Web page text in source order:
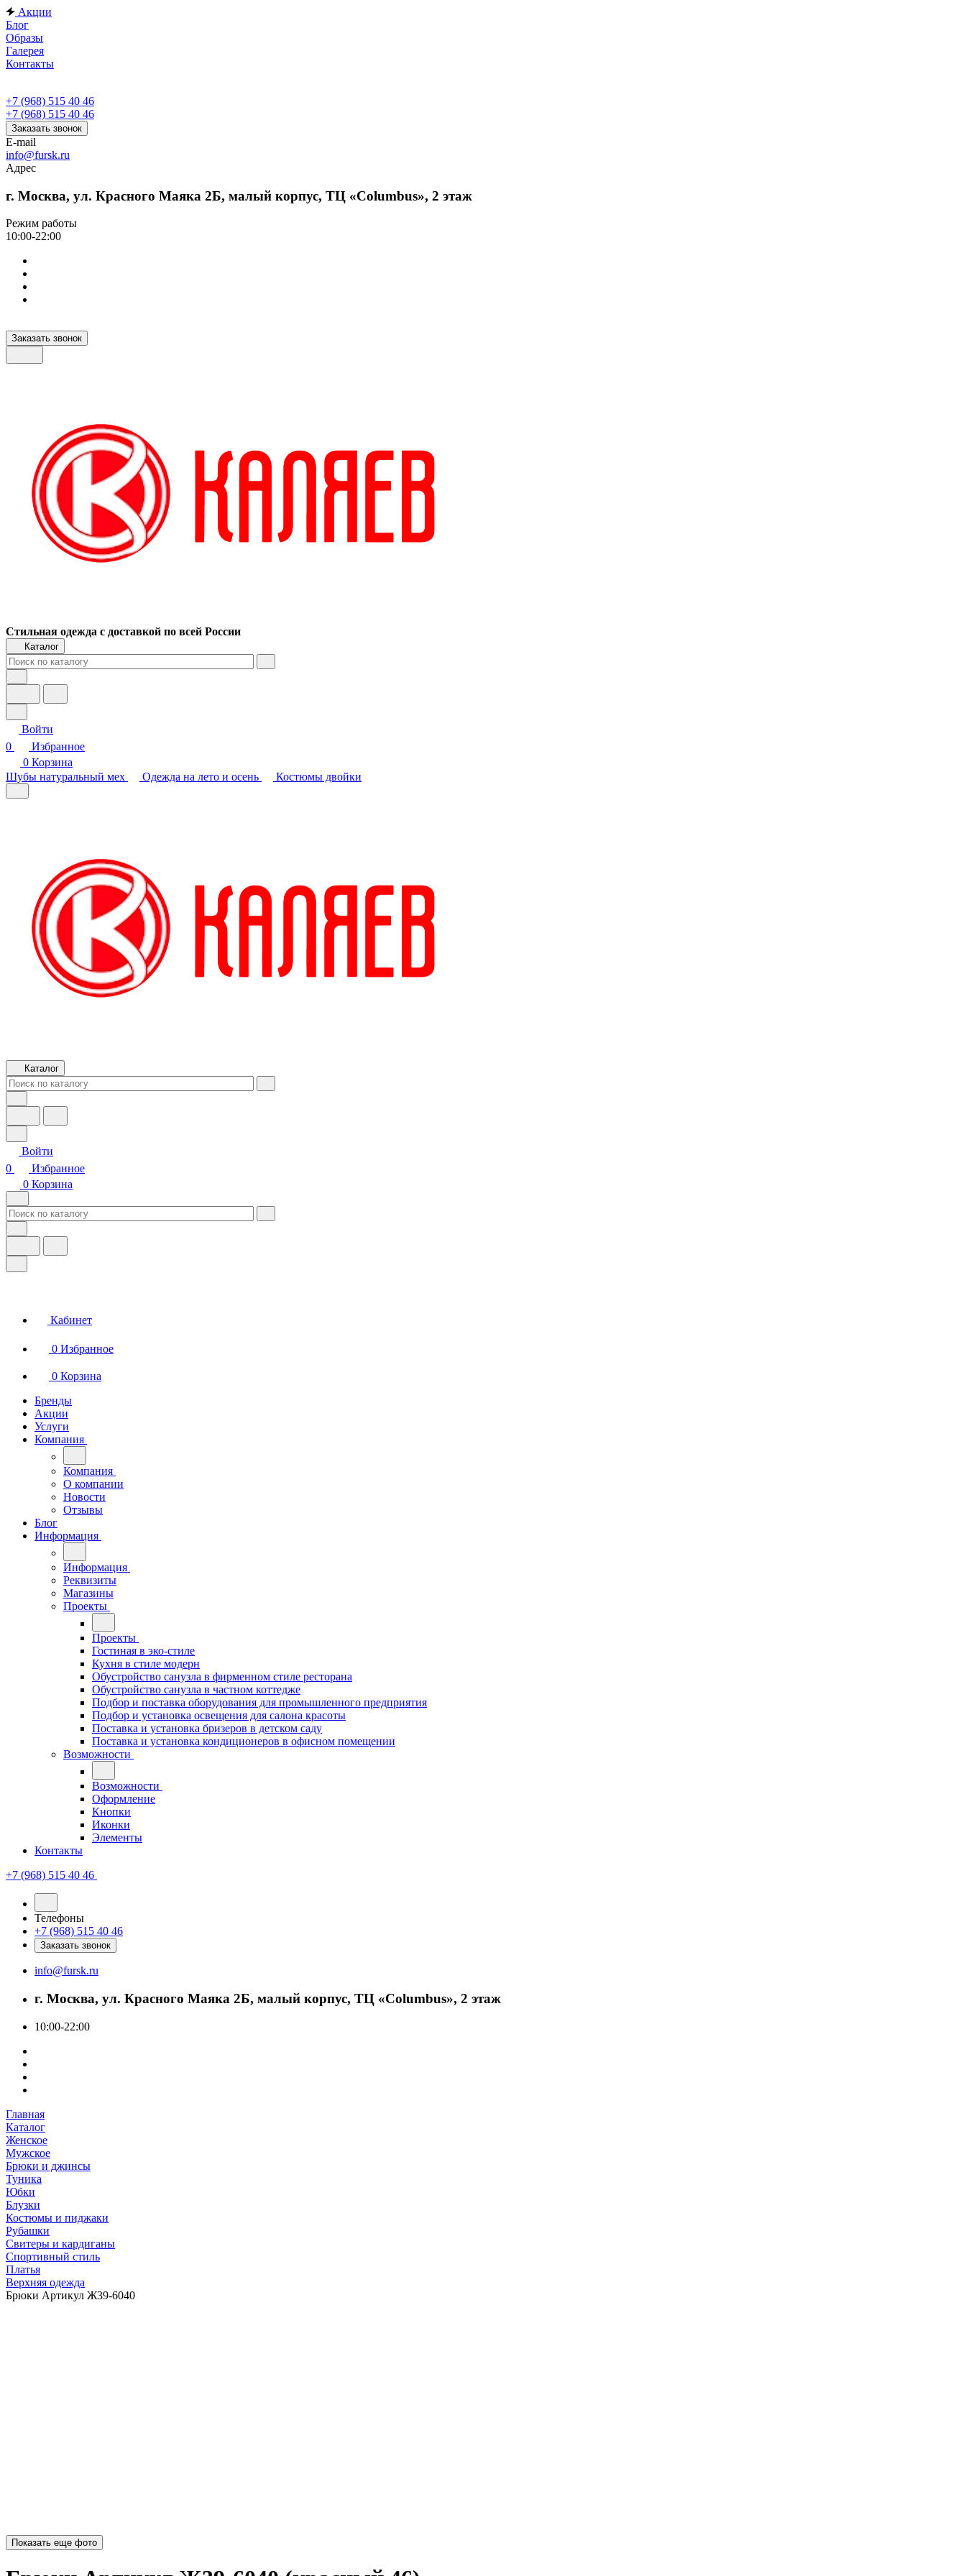
Акции
Блог
Образы
Галерея
Контакты
+7 (968) 515 40 46
+7 (968) 515 40 46
Заказать звонок
E-mail
info@fursk.ru
Адрес
г. Москва, ул. Красного Маяка 2Б, малый корпус, ТЦ «Columbus», 2 этаж
Режим работы
10:00-22:00
Заказать звонок
Стильная одежда с доставкой по всей России
Каталог
Войти
0
Избранное
0 Корзина
Шубы натуральный мех
Одежда на лето и осень Костюмы двойки
Каталог
Войти
0
Избранное
0 Корзина
Кабинет
0 Избранное
0 Корзина
Бренды
Акции
Услуги
Компания
Компания
О компании
Новости
Отзывы
Блог
Информация
Информация
Реквизиты
Магазины
Проекты
Проекты
Гостиная в эко-стиле
Кухня в стиле модерн
Обустройство санузла в фирменном стиле ресторана
Обустройство санузла в частном коттедже
Подбор и поставка оборудования для промышленного предприятия
Подбор и установка освещения для салона красоты
Поставка и установка бризеров в детском саду
Поставка и установка кондиционеров в офисном помещении
Возможности
Возможности
Оформление
Кнопки
Иконки
Элементы
Контакты
+7 (968) 515 40 46
Телефоны
+7 (968) 515 40 46
Заказать звонок
info@fursk.ru
г. Москва, ул. Красного Маяка 2Б, малый корпус, ТЦ «Columbus», 2 этаж
10:00-22:00
Главная
Каталог
Женское
Мужское
Брюки и джинсы
Туника
Юбки
Блузки
Костюмы и пиджаки
Рубашки
Свитеры и кардиганы
Спортивный стиль
Платья
Верхняя одежда
Брюки Артикул Ж39-6040
Показать еще фото